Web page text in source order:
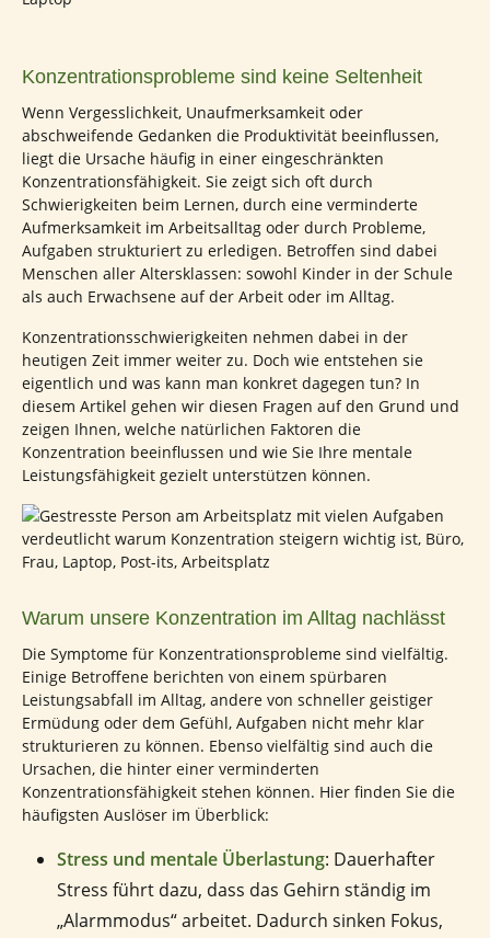
Konzentrationsprobleme sind keine Seltenheit
Wenn Vergesslichkeit, Unaufmerksamkeit oder
abschweifende Gedanken die Produktivität beeinflussen,
liegt die Ursache häufig in einer eingeschränkten
Konzentrationsfähigkeit. Sie zeigt sich oft durch
Schwierigkeiten beim Lernen, durch eine verminderte
Aufmerksamkeit im Arbeitsalltag oder durch Probleme,
Aufgaben strukturiert zu erledigen. Betroffen sind dabei
Menschen aller Altersklassen: sowohl Kinder in der Schule
als auch Erwachsene auf der Arbeit oder im Alltag.
Konzentrationsschwierigkeiten nehmen dabei in der
heutigen Zeit immer weiter zu. Doch wie entstehen sie
eigentlich und was kann man konkret dagegen tun? In
diesem Artikel gehen wir diesen Fragen auf den Grund und
zeigen Ihnen, welche natürlichen Faktoren die
Konzentration beeinflussen und wie Sie Ihre mentale
Leistungsfähigkeit gezielt unterstützen können.
Warum unsere Konzentration im Alltag nachlässt
Die Symptome für Konzentrationsprobleme sind vielfältig.
Einige Betroffene berichten von einem spürbaren
Leistungsabfall im Alltag, andere von schneller geistiger
Ermüdung oder dem Gefühl, Aufgaben nicht mehr klar
strukturieren zu können. Ebenso vielfältig sind auch die
Ursachen, die hinter einer verminderten
Konzentrationsfähigkeit stehen können. Hier finden Sie die
häufigsten Auslöser im Überblick:
Stress und mentale Überlastung: Dauerhafter
Stress führt dazu, dass das Gehirn ständig im
„Alarmmodus“ arbeitet. Dadurch sinken Fokus,